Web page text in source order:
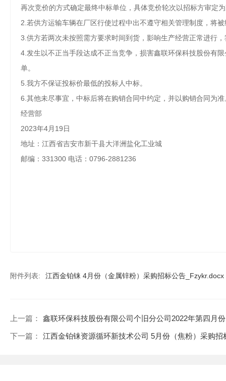
再次竞价的方式确定最终中标单位，具体竞价轮次以招标方审定
2.若供方运输车辆在厂区行使过程中出不遵守相关管理制度，将
3.供方若两次未按照需方要求时间到货，影响生产经营正常进行
4.发生以不正当手段达成不正当竞争，损害鑫联环保科技股份有
单。
5.我方不保证投标价最低的投标人中标。
6.其他未尽事宜，中标后将在购销合同中约定，并以购销合同为准
经营部
2023年4月19日
地址：江西省吉安市新干县大洋洲盐化工业城
邮编： 331300 电话：0796-2881236
附件列表: 江西金铂铼 4月份（金属锌粉）采购招标公告_Fzykr.docx
上一篇： 鑫联环保科技股份有限公司个旧分公司2022年第四月
下一篇： 江西金铂铼资源循环新技术公司 5月份（焦粉）采购招